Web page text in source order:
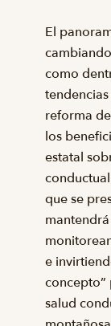
El
como
reforma
los
estatal
que se
e
concepto”
salud